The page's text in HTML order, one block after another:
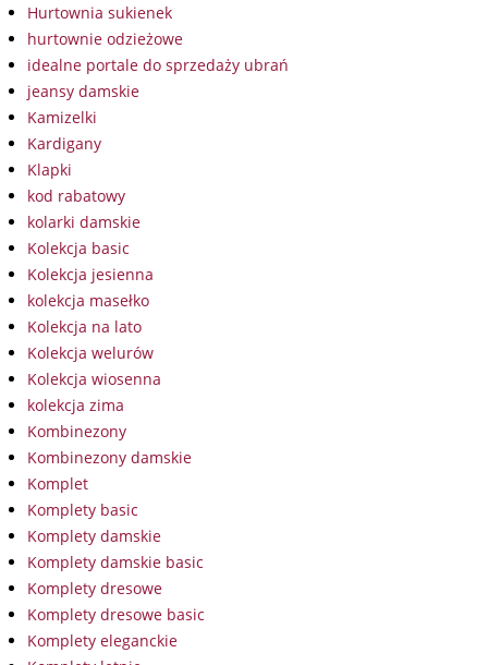
Hurtownia sukienek
hurtownie odzieżowe
idealne portale do sprzedaży ubrań
jeansy damskie
Kamizelki
Kardigany
Klapki
kod rabatowy
kolarki damskie
Kolekcja basic
Kolekcja jesienna
kolekcja masełko
Kolekcja na lato
Kolekcja welurów
Kolekcja wiosenna
kolekcja zima
Kombinezony
Kombinezony damskie
Komplet
Komplety basic
Komplety damskie
Komplety damskie basic
Komplety dresowe
Komplety dresowe basic
Komplety eleganckie